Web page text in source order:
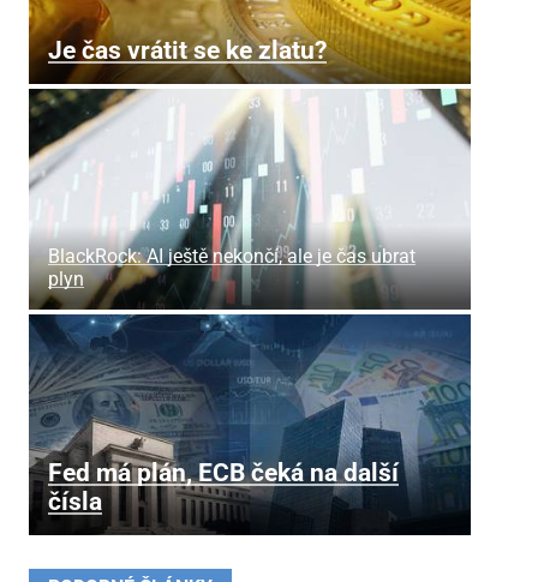
Je čas vrátit se ke zlatu?
BlackRock: AI ještě nekončí, ale je čas ubrat
plyn
Fed má plán, ECB čeká na další
čísla